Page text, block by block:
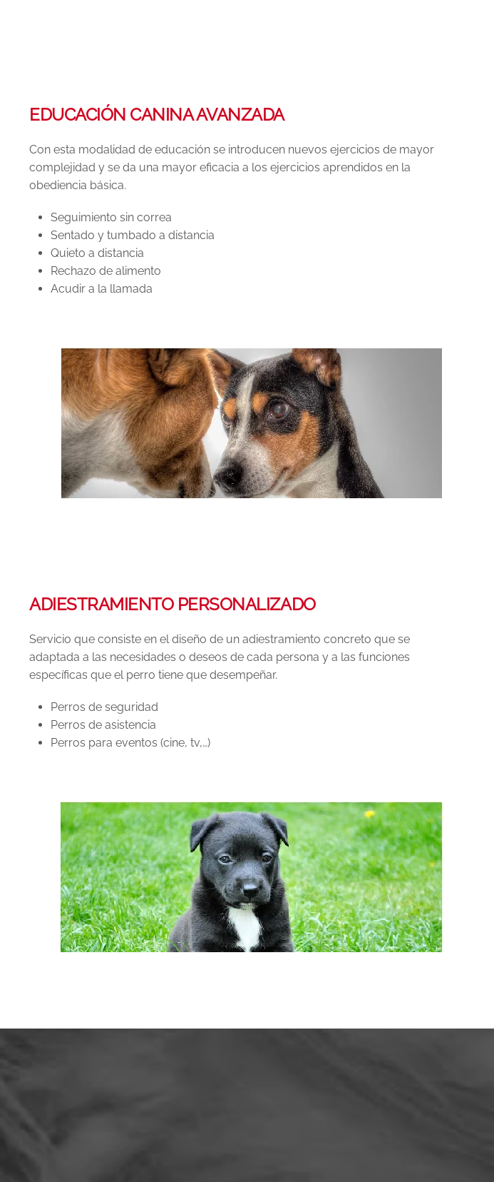
EDUCACIÓN CANINA AVANZADA
Con esta modalidad de educación se introducen nuevos ejercicios de mayor
complejidad y se da una mayor eficacia a los ejercicios aprendidos en la
obediencia básica.
Seguimiento sin correa
Sentado y tumbado a distancia
Quieto a distancia
Rechazo de alimento
Acudir a la llamada
ADIESTRAMIENTO PERSONALIZADO
Servicio que consiste en el diseño de un adiestramiento concreto que se
adaptada a las necesidades o deseos de cada persona y a las funciones
específicas que el perro tiene que desempeñar.
Perros de seguridad
Perros de asistencia
Perros para eventos (cine, tv,…)